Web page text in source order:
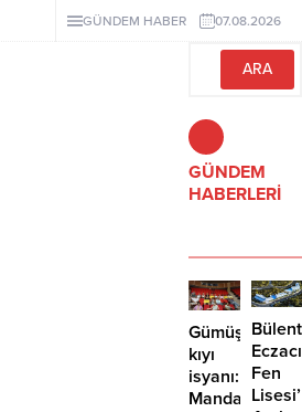
Milletvekilleri Yeni Parti’ye
geçerken belediye başkanlarının
tutumu ve CHP yönetiminin
GÜNDEM HABER 07.08.2026
GÜNDEM
HABERLERİ
Gümüşlük’te
kıyı
isyanı:
Mandalinci
Bülent
Fen